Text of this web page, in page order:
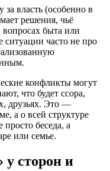
власть (особенно в
решения, чьё
быта или
ситуации часто не про
конфликты могут
что будет ссора,
друзьях. Это —
а о всей структуре
просто беседа, а
или семье.
у сторон и